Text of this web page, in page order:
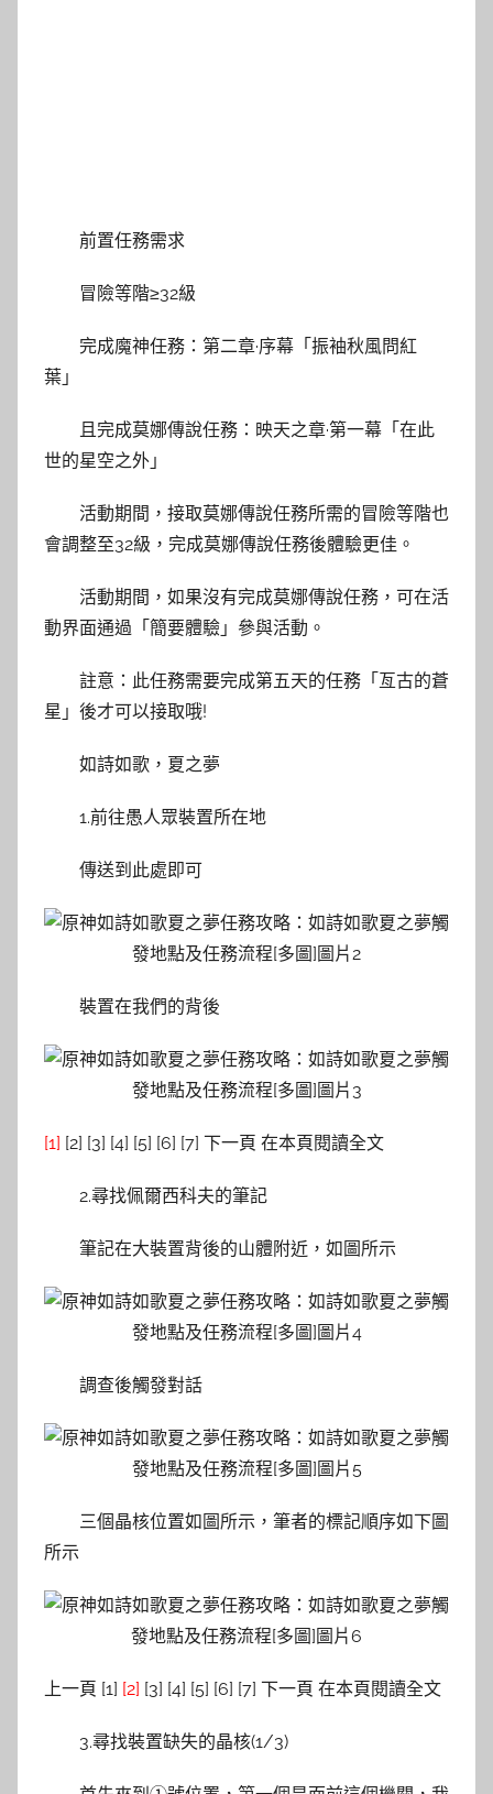
前置任務需求
冒險等階≥32級
完成魔神任務：第二章·序幕「振袖秋風問紅
葉」
且完成莫娜傳說任務：映天之章·第一幕「在此
世的星空之外」
活動期間，接取莫娜傳說任務所需的冒險等階也
會調整至32級，完成莫娜傳說任務後體驗更佳。
活動期間，如果沒有完成莫娜傳說任務，可在活
動界面通過「簡要體驗」參與活動。
註意：此任務需要完成第五天的任務「亙古的蒼
星」後才可以接取哦!
如詩如歌，夏之夢
1.前往愚人眾裝置所在地
傳送到此處即可
裝置在我們的背後
[1] [2] [3] [4] [5] [6] [7] 下一頁 在本頁閱讀全文
2.尋找佩爾西科夫的筆記
筆記在大裝置背後的山體附近，如圖所示
調查後觸發對話
三個晶核位置如圖所示，筆者的標記順序如下圖
所示
上一頁 [1] [2] [3] [4] [5] [6] [7] 下一頁 在本頁閱讀全文
3.尋找裝置缺失的晶核(1/3)